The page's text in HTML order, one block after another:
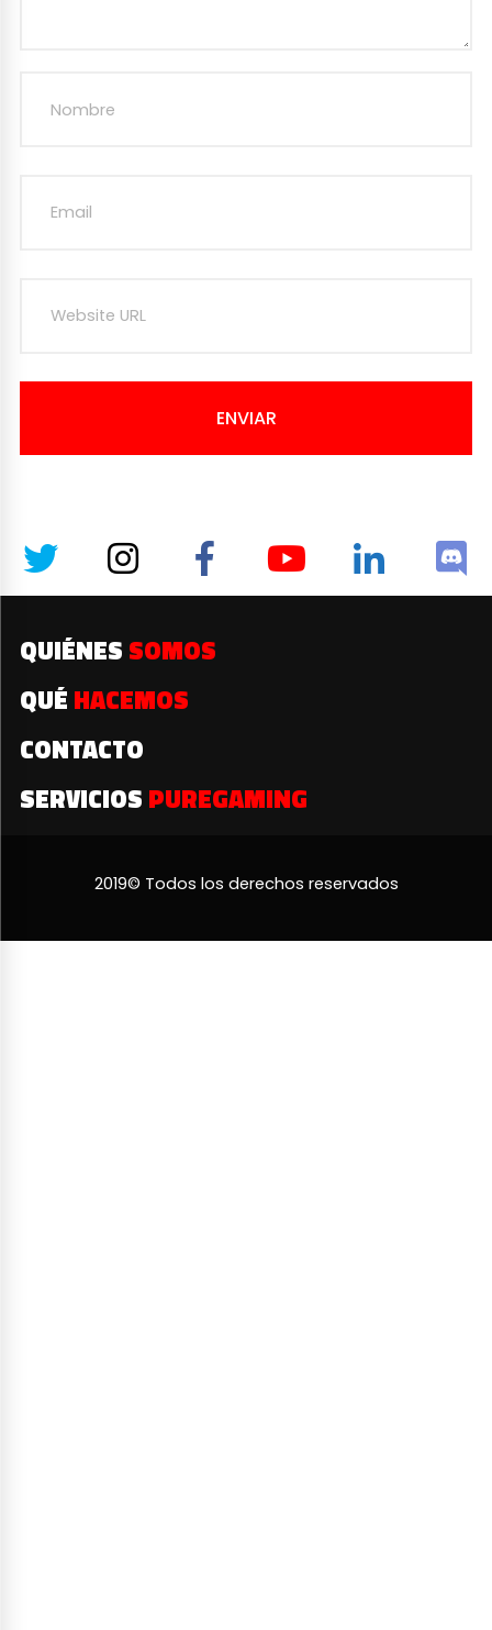
ENVIAR
QUIÉNES SOMOS
QUÉ HACEMOS
CONTACTO
SERVICIOS PUREGAMING
2019© Todos los derechos reservados